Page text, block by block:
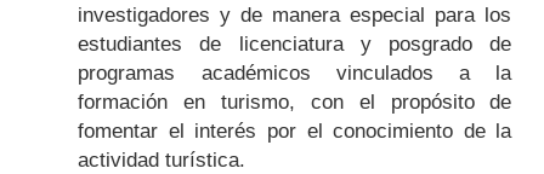
investigadores y de manera especial para los
estudiantes de licenciatura y posgrado de
programas académicos vinculados a la
formación en turismo, con el propósito de
fomentar el interés por el conocimiento de la
actividad turística.